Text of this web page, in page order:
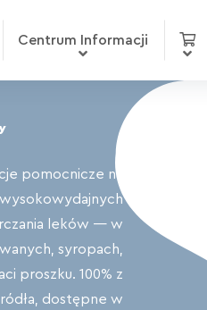
Centrum Informacji
pomocnicze na
leków — w
syropach,
proszku. 100% z
dostępne w